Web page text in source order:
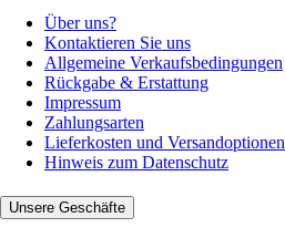
Über uns?
Kontaktieren Sie uns
Allgemeine Verkaufsbedingungen
Rückgabe & Erstattung
Impressum
Zahlungsarten
Lieferkosten und Versandoptionen
Hinweis zum Datenschutz
Unsere Geschäfte